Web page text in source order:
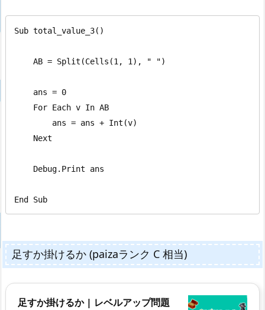
Sub total_value_3()
End Sub
足すか掛けるか (paizaランク C 相当)
足すか掛けるか | レベルアップ問題